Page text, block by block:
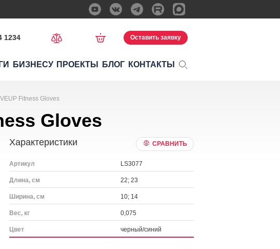
1234 Оставить заявку
БИЗНЕСУ ПРОЕКТЫ БЛОГ КОНТАКТЫ
Fitness Gloves
Gloves
Характеристики СРАВНИТЬ
Артикул LS3077
Длина, см 22; 23
Ширина, см 10; 14
Вес, кг 0,075
Цвет черный/синий